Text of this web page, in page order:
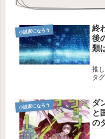
小説家になろう
終
後
類
推
タ
小説家になろう
ダ
と
の